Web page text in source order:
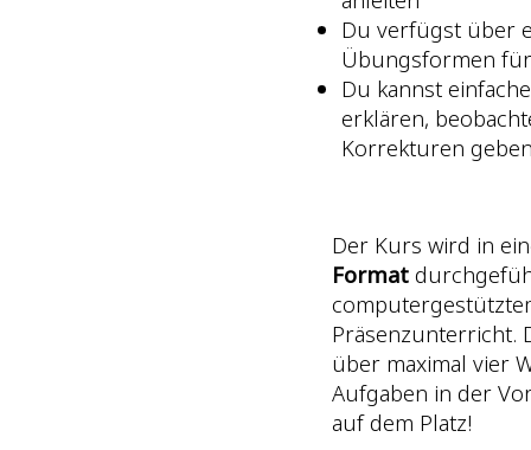
Du verfügst über
Übungsformen
Du kannst
erklären,
Korrekturen
Der Kurs wird in
Format
Präsenzunterricht.
über maximal vier
Aufgaben in der
auf dem Platz!